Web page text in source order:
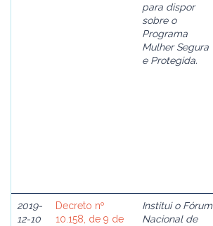
para dispor
sobre o
Programa
Mulher Segura
e Protegida.
2019-
12-10
Decreto nº
10.158, de 9 de
Institui o Fórum
Nacional de